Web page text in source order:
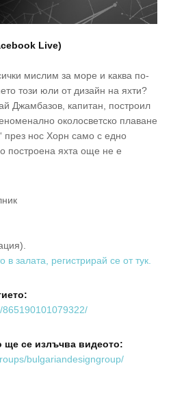
Live)
мислим за море и каква по-
този юли от дизайн на яхти?
Джамбазов, капитан, построил
околосветско плаване
през нос Хорн само с едно
построена яхта още не е
залата, регистрирай се от тук.
ще се излъчва видеото:
bulgariandesigngroup/